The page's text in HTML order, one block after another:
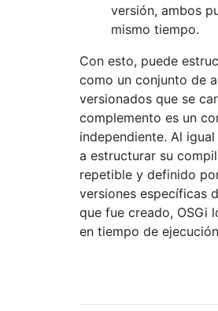
versión, ambos
mismo tiempo.
Con esto, puede
como un conjunto de
versionados que se
complemento es un
independiente. Al
a estructurar su
repetible y definido
versiones específicas
que fue creado, OSGi
en tiempo de